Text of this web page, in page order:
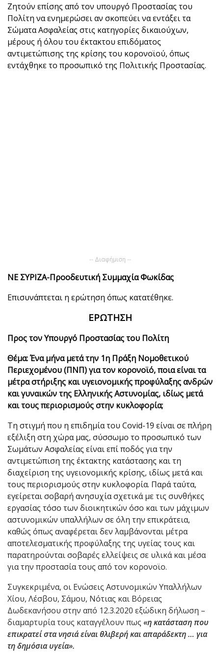
Ζητούν επίσης από τον υπουργό Προστασίας του
Πολίτη να ενημερώσει αν σκοπεύει να εντάξει τα
Σώματα Ασφαλείας στις κατηγορίες δικαιούχων,
μέρους ή όλου του έκτακτου επιδόματος
αντιμετώπισης της κρίσης του κορονοϊού, όπως
εντάχθηκε το προσωπικό της Πολιτικής Προστασίας.
-- Διαφήμιση --
ΝΕ ΣΥΡΙΖΑ-Προοδευτική Συμμαχία Φωκίδας
Επισυνάπτεται η ερώτηση όπως κατατέθηκε.
ΕΡΩΤΗΣΗ
Προς τον Υπουργό Προστασίας του Πολίτη
Θέμα: Ένα μήνα μετά την 1η Πράξη Νομοθετικού
Περιεχομένου (ΠΝΠ) για τον κορονοϊό, ποια είναι τα
μέτρα στήριξης και υγειονομικής προφύλαξης ανδρών
και γυναικών της Ελληνικής Αστυνομίας, ιδίως μετά
και τους περιορισμούς στην κυκλοφορία;
Τη στιγμή που η επιδημία του Covid-19 είναι σε πλήρη
εξέλιξη στη χώρα μας, σύσσωμο το προσωπικό των
Σωμάτων Ασφαλείας είναι επί ποδός για την
αντιμετώπιση της έκτακτης κατάστασης και τη
διαχείριση της υγειονομικής κρίσης, ιδίως μετά και
τους περιορισμούς στην κυκλοφορία. Παρά ταύτα,
εγείρεται σοβαρή ανησυχία σχετικά με τις συνθήκες
εργασίας τόσο των διοικητικών όσο και των μάχιμων
αστυνομικών υπαλλήλων σε όλη την επικράτεια,
καθώς όπως αναφέρεται δεν λαμβάνονται μέτρα
αποτελεσματικής προφύλαξης της υγείας τους και
παρατηρούνται σοβαρές ελλείψεις σε υλικά και μέσα
για την προστασία τους από τον κορονοϊο.
Συγκεκριμένα, οι Ενώσεις Αστυνομικών Υπαλλήλων
Χίου, Λέσβου, Σάμου, Νότιας και Βόρειας
Δωδεκανήσου στην από 12.3.2020 εξώδικη δήλωση –
διαμαρτυρία τους καταγγέλουν πως «η κατάσταση που
επικρατεί στα νησιά είναι θλιβερή και απαράδεκτη… για
τη δημόσια υγεία».